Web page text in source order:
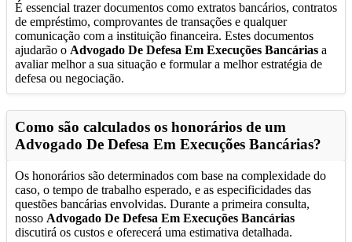
É essencial trazer documentos como extratos bancários, contratos
de empréstimo, comprovantes de transações e qualquer
comunicação com a instituição financeira. Estes documentos
ajudarão o Advogado De Defesa Em Execuções Bancárias a
avaliar melhor a sua situação e formular a melhor estratégia de
defesa ou negociação.
Como são calculados os honorários de um
Advogado De Defesa Em Execuções Bancárias?
Os honorários são determinados com base na complexidade do
caso, o tempo de trabalho esperado, e as especificidades das
questões bancárias envolvidas. Durante a primeira consulta,
nosso Advogado De Defesa Em Execuções Bancárias
discutirá os custos e oferecerá uma estimativa detalhada.